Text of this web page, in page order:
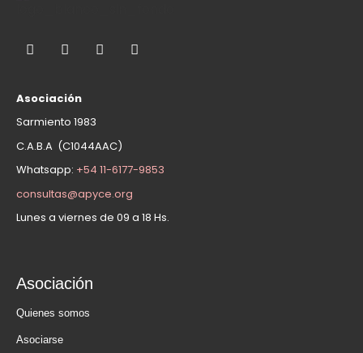
Asociación
Sarmiento 1983
C.A.B.A (C1044AAC)
Whatsapp: +54 11-6177-9853
consultas@apyce.org
Lunes a viernes de 09 a 18 Hs.
Asociación
Quienes somos
Asociarse